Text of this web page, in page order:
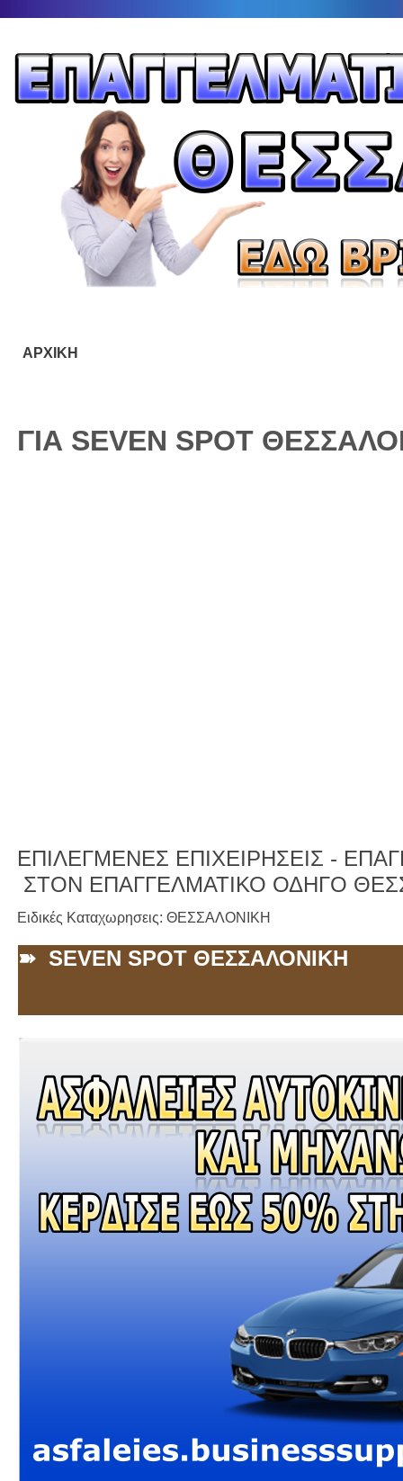
ΓΙΑ SEVEN SPOT
ΕΠΙΛΕΓΜΕΝΕΣ ΕΠΙΧΕΙΡΗΣΕΙΣ -
ΣΤΟΝ ΕΠΑΓΓΕΛΜΑΤΙΚΟ ΟΔΗΓΟ
Ειδικές Καταχωρησεις: ΘΕΣΣΑΛΟΝΙΚΗ
➽ SEVEN SPOT ΘΕΣΣΑΛΟΝΙΚΗ
ΑΡΧΙΚΗ